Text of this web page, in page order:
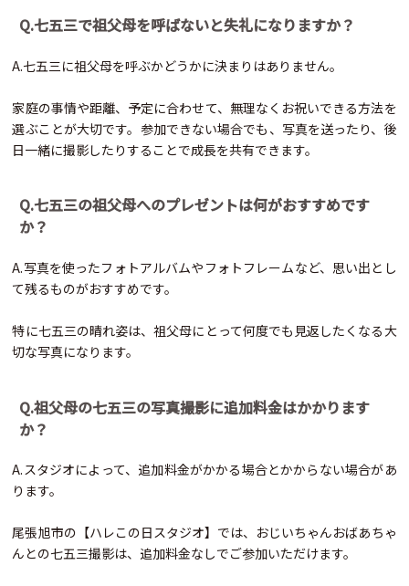
Q.七五三で祖父母を呼ばないと失礼になりますか？
A.七五三に祖父母を呼ぶかどうかに決まりはありません。
家庭の事情や距離、予定に合わせて、無理なくお祝いできる方法を
選ぶことが大切です。参加できない場合でも、写真を送ったり、後
日一緒に撮影したりすることで成長を共有できます。
Q.七五三の祖父母へのプレゼントは何がおすすめです
か？
A.写真を使ったフォトアルバムやフォトフレームなど、思い出とし
て残るものがおすすめです。
特に七五三の晴れ姿は、祖父母にとって何度でも見返したくなる大
切な写真になります。
Q.祖父母の七五三の写真撮影に追加料金はかかります
か？
A.スタジオによって、追加料金がかかる場合とかからない場合があ
ります。
尾張旭市の【ハレこの日スタジオ】では、おじいちゃんおばあちゃ
んとの七五三撮影は、追加料金なしでご参加いただけます。